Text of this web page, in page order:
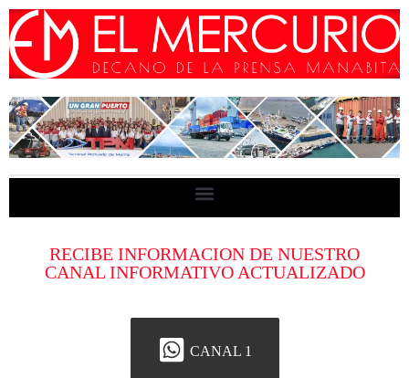
RECIBE INFORMACION DE NUESTRO
CANAL INFORMATIVO ACTUALIZADO
CANAL 1